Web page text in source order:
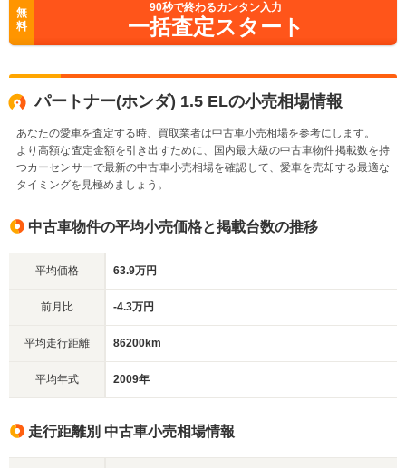
無
料
90秒で終わるカンタン入力
一括査定スタート
パートナー(ホンダ) 1.5 ELの小売相場情報
あなたの愛車を査定する時、買取業者は中古車小売相場を参考にします。
より高額な査定金額を引き出すために、国内最大級の中古車物件掲載数を持
つカーセンサーで最新の中古車小売相場を確認して、愛車を売却する最適な
タイミングを見極めましょう。
中古車物件の平均小売価格と掲載台数の推移
平均価格 63.9万円
前月比 -4.3万円
平均走行距離 86200km
平均年式 2009年
走行距離別 中古車小売相場情報